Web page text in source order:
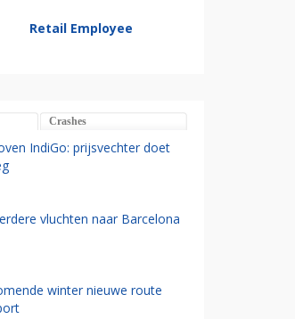
Retail Employee
Crashes
IndiGo: prijsvechter doet
vluchten naar Barcelona
winter nieuwe route